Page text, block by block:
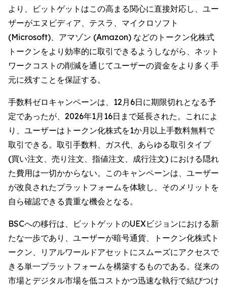
より、ビットゲットはこの高まる関心に直接対応し、ユー
ザーがエヌビディア、テスラ、マイクロソフト
(Microsoft)、アマゾン (Amazon) などのトークン化株式
トークンをより効率的に取引できるようしながら、ネット
ワークコストの削減を通じてユーザーの資金をより多く手
元に残すことを保証する。
手数料ゼロキャンペーンは、12月6日に期限切れとなる予
定であったが、2026年1月16日まで延長された。これによ
り、ユーザーはトークン化株式を1か月以上手数料無料で
取引できる。取引手数料、ガス代、あらゆる取引タイプ
(買い注文、売り注文、指値注文、成行注文) における隠れ
た費用は一切かからない。このキャンペーンは、ユーザー
が改良されたプラットフォームを体験し、そのメリットを
自ら確認できる貴重な機会となる。
BSCへの移行は、ビットゲットのUEXビジョンにおける新
たな一歩であり、ユーザーが暗号通貨、トークン化株式ト
ークン、リアルワールドアセットにスムーズにアクセスで
きる単一プラットフォームを構築するものである。従来の
市場とデジタル市場を低コストかつ迅速な執行で結びつけ